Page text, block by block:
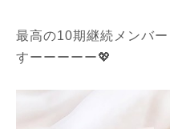
最高の10期継続メンバ
すーーーーー💖